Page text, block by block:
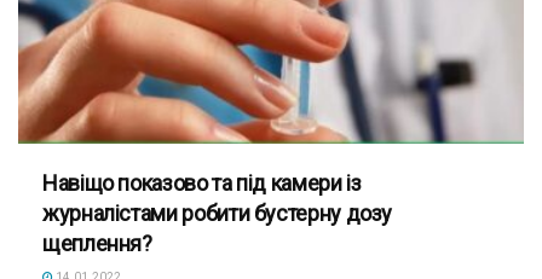
Навіщо показово та під камери із
журналістами робити бустерну дозу
щеплення?